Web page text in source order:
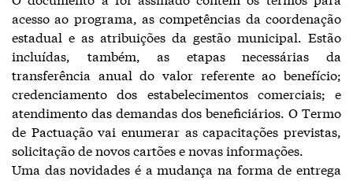
acesso ao programa, as competências da coordenação
estadual e as atribuições da gestão municipal. Estão
incluídas, também, as etapas necessárias da
transferência anual do valor referente ao benefício;
credenciamento dos estabelecimentos comerciais; e
atendimento das demandas dos beneficiários. O Termo
de Pactuação vai enumerar as capacitações previstas,
solicitação de novos cartões e novas informações.
Uma das novidades é a mudança na forma de entrega